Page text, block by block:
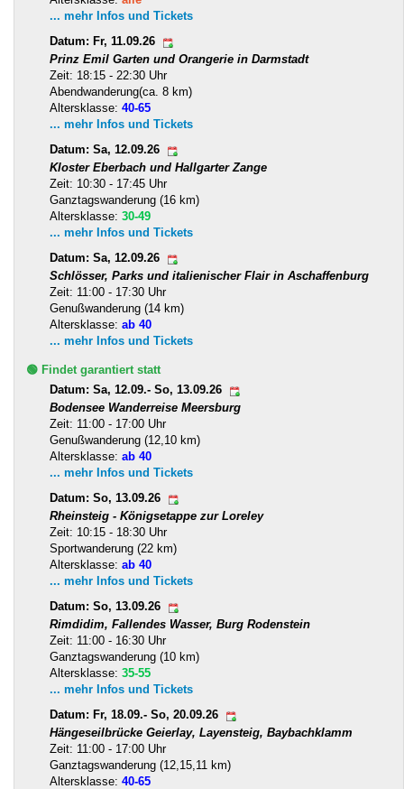
... mehr Infos und Tickets
Datum: Fr, 11.09.26
Prinz Emil Garten und Orangerie in Darmstadt
Zeit: 18:15 - 22:30 Uhr
Abendwanderung(ca. 8 km)
Altersklasse: 40-65
... mehr Infos und Tickets
Datum: Sa, 12.09.26
Kloster Eberbach und Hallgarter Zange
Zeit: 10:30 - 17:45 Uhr
Ganztagswanderung (16 km)
Altersklasse: 30-49
... mehr Infos und Tickets
Datum: Sa, 12.09.26
Schlösser, Parks und italienischer Flair in Aschaffenburg
Zeit: 11:00 - 17:30 Uhr
Genußwanderung (14 km)
Altersklasse: ab 40
... mehr Infos und Tickets
🟢 Findet garantiert statt
Datum: Sa, 12.09.- So, 13.09.26
Bodensee Wanderreise Meersburg
Zeit: 11:00 - 17:00 Uhr
Genußwanderung (12,10 km)
Altersklasse: ab 40
... mehr Infos und Tickets
Datum: So, 13.09.26
Rheinsteig - Königsetappe zur Loreley
Zeit: 10:15 - 18:30 Uhr
Sportwanderung (22 km)
Altersklasse: ab 40
... mehr Infos und Tickets
Datum: So, 13.09.26
Rimdidim, Fallendes Wasser, Burg Rodenstein
Zeit: 11:00 - 16:30 Uhr
Ganztagswanderung (10 km)
Altersklasse: 35-55
... mehr Infos und Tickets
Datum: Fr, 18.09.- So, 20.09.26
Hängeseilbrücke Geierlay, Layensteig, Baybachklamm
Zeit: 11:00 - 17:00 Uhr
Ganztagswanderung (12,15,11 km)
Altersklasse: 40-65